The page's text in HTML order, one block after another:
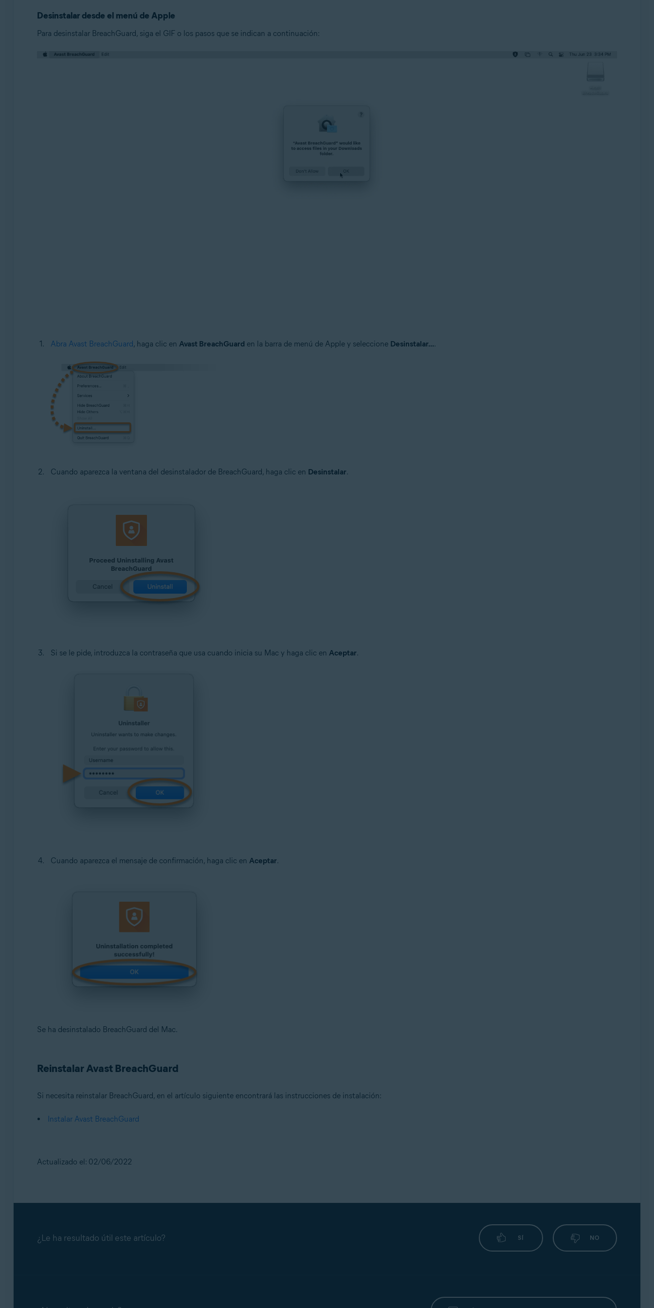
Desinstalar desde el menú de Apple
Para desinstalar BreachGuard, siga el GIF o los pasos que se indican a continuación:
Abra Avast BreachGuard, haga clic en Avast BreachGuard en la barra de menú de Apple y seleccione Desinstalar....
Cuando aparezca la ventana del desinstalador de BreachGuard, haga clic en Desinstalar.
Si se le pide, introduzca la contraseña que usa cuando inicia su Mac y haga clic en Aceptar.
Cuando aparezca el mensaje de confirmación, haga clic en Aceptar.
Se ha desinstalado BreachGuard del Mac.
Reinstalar Avast BreachGuard
Si necesita reinstalar BreachGuard, en el artículo siguiente encontrará las instrucciones de instalación:
Instalar Avast BreachGuard
Actualizado el: 02/06/2022
¿Le ha resultado útil este artículo? SÍ NO